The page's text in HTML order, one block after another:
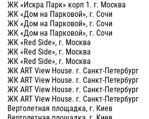
ЖК «Искра Парк» корп 1. г. Москва
ЖК «Дом на Парковой», г. Сочи
ЖК «Дом на Парковой», г. Сочи
ЖК «Дом на Парковой», г. Сочи
ЖК «Red Side», г. Москва
ЖК «Red Side», г. Москва
ЖК «Red Side», г. Москва
ЖК ART View House. г. Санкт-Петербург
ЖК ART View House. г. Санкт-Петербург
ЖК ART View House. г. Санкт-Петербург
ЖК ART View House. г. Санкт-Петербург
Вертолетная площадка, г. Киев